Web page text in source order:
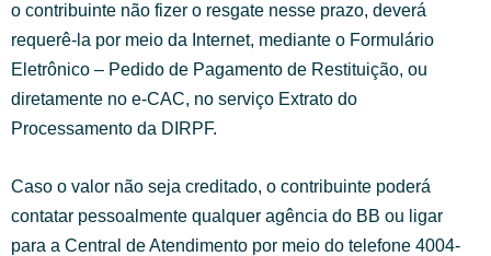
o contribuinte não fizer o resgate nesse prazo, deverá
requerê-la por meio da Internet, mediante o Formulário
Eletrônico – Pedido de Pagamento de Restituição, ou
diretamente no e-CAC, no serviço Extrato do
Processamento da DIRPF.
Caso o valor não seja creditado, o contribuinte poderá
contatar pessoalmente qualquer agência do BB ou ligar
para a Central de Atendimento por meio do telefone 4004-